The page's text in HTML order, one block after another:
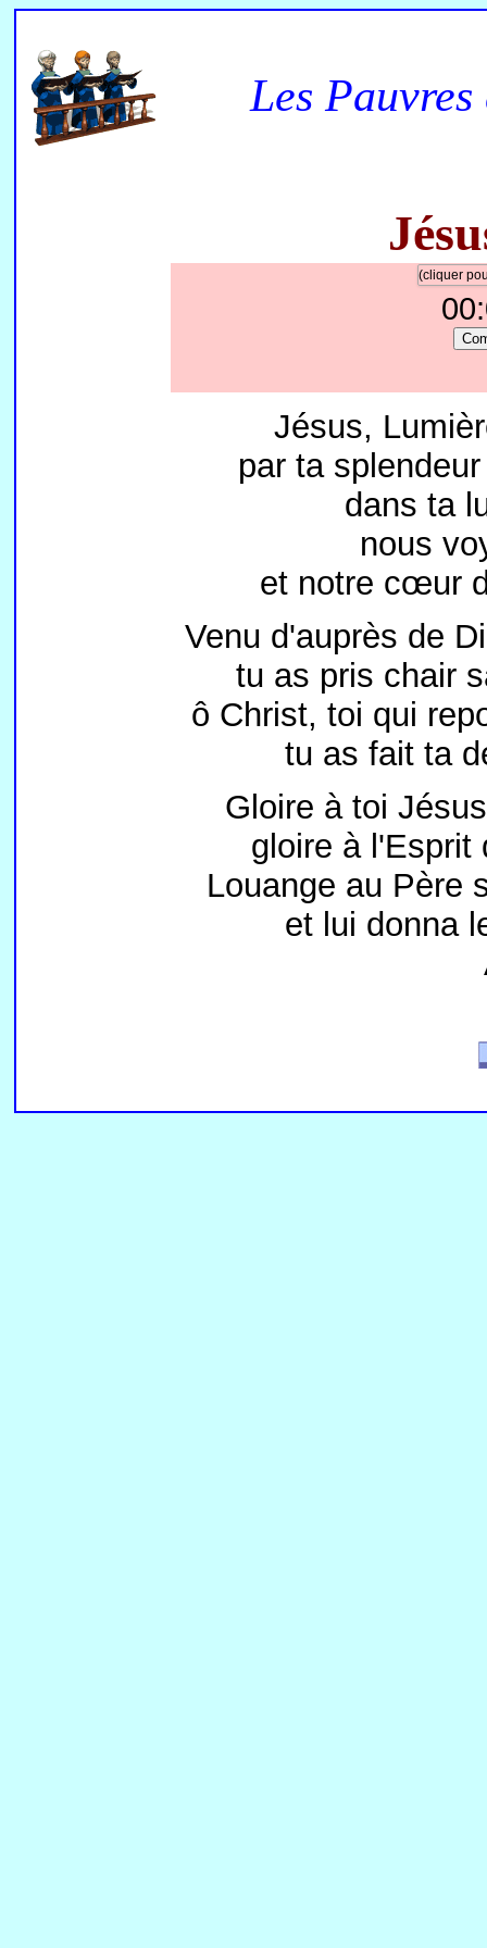
Les
(cliquer
Jésus,
par ta
dans ta
nous
et notre cœur
Venu d'auprès de
tu as pris chair
ô Christ, toi qui
tu as fait ta
Gloire à toi
gloire à l'Esprit
Louange au Père
et lui donna